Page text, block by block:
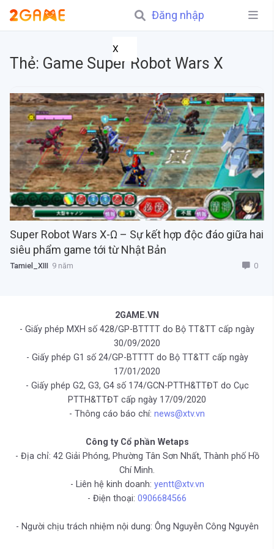
Đăng nhập
X
Thẻ: Game Super Robot Wars X
Super Robot Wars X-Ω – Sự kết hợp độc đáo giữa hai
siêu phẩm game tới từ Nhật Bản
Tamiel_XIII 9 năm 0
2GAME.VN
- Giấy phép MXH số 428/GP-BTTTT do Bộ TT&TT cấp ngày
30/09/2020
- Giấy phép G1 số 24/GP-BTTTT do Bộ TT&TT cấp ngày
17/01/2020
- Giấy phép G2, G3, G4 số 174/GCN-PTTH&TTĐT do Cục
PTTH&TTĐT cấp ngày 17/09/2020
- Thông cáo báo chí: news@xtv.vn
Công ty Cổ phần Wetaps
- Địa chỉ: 42 Giải Phóng, Phường Tân Sơn Nhất, Thành phố Hồ
Chí Minh.
- Liên hệ kinh doanh: yentt@xtv.vn
- Điện thoại: 0906684566
- Người chịu trách nhiệm nội dung: Ông Nguyễn Công Nguyên